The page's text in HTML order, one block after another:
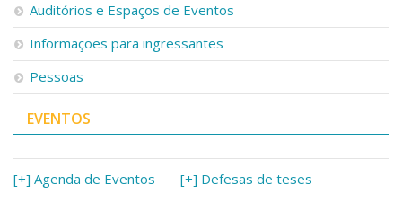
Apoio ao Estudante
Segurança, Trânsito e Prevenção
RH, Administrativo e Financeiro
Outros serviços
Comunicação
Assessorias e Mídias
Aplicativos e Sites
Jornal da USP
Agenda de Eventos
Auditórios e Espaços de Eventos
Informações para ingressantes
Pessoas
EVENTOS
[+] Agenda de Eventos [+] Defesas de teses